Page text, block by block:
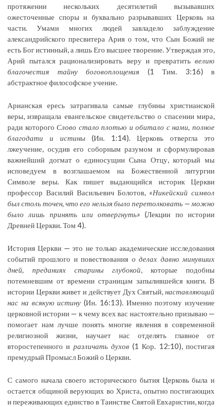
протяжении нескольких десятилетий вызывавших
ожесточенные споры и буквально разрывавших Церковь на
части. Умами многих людей завладело заблуждение
александрийского пресвитера Ария о том, что Сын Божий не
есть Бог истинный, а лишь Его высшее творение. Утверждая это,
Арий пытался рационализировать веру и превратить велию
благочестия тайну боговоплощения (1 Тим. 3:16) в
абстрактное философское учение.
Арианская ересь затрагивала самые глубины христианской
веры, извращала евангельское свидетельство о спасении мира,
ради которогоСлово стало плотью и обитало с нами, полное
благодати и истины (Ин. 1:14). Церковь отвергла это
лжеучение, осудив его соборным разумом и сформулировав
важнейший догмат о единосущии Сына Отцу, который мы
исповедуем в возглашаемом на Божественной литургии
Символе веры. Как пишет выдающийся историк Церкви
профессор Василий Васильевич Болотов, «Никейский символ
был столь точен, что его нельзя было перетолковать — можно
было лишь принять или отвергнуть» (Лекции по истории
Древней Церкви. Том 4).
История Церкви — это не только академические исследования
событий прошлого и повествования о делах давно минувших
дней, преданиях старины глубокой , которые подобны
потемневшим от времени страницам запылившейся книги. В
истории Церкви живет и действует Дух Святый, наставляющий
нас на всякую истину (Ин. 16:13). Именно поэтому изучение
церковной истории — к чему всех вас настоятельно призываю —
помогает нам лучше понять многие явления в современной
религиозной жизни, научает нас отделять главное от
второстепенного и различать духов(1 Кор. 12:10), постигая
премудрый Промысл Божий о Церкви.
С самого начала своего исторического бытия Церковь была и
остается общиной верующих во Христа, опытно постигающих
и переживающих единство в Таинстве Святой Евхаристии, когда